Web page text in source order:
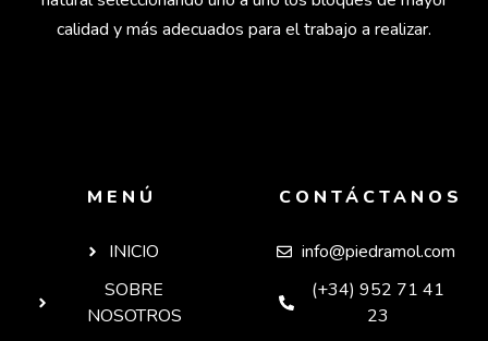
calidad y más adecuados para el trabajo a realizar.
MENÚ
INICIO
SOBRE
NOSOTROS
CONTÁCTANOS
info@piedramol.com
(+34) 952 71 41
23